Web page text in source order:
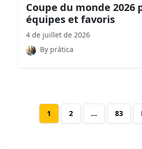
Coupe du monde 2026
équipes et favoris
4 de juillet de 2026
By prática
1 2 … 83